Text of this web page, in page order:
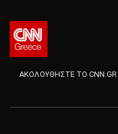
ΑΚΟΛΟΥΘΗΣΤΕ ΤΟ CNN.GR